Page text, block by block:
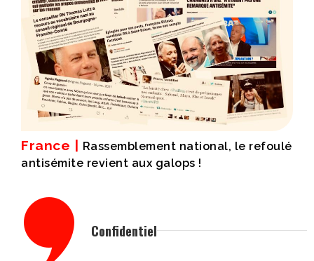
France |
Rassemblement national, le refoulé
antisémite revient aux galops !
Confidentiel